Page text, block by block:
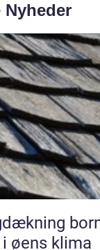
Nyheder
øens klima